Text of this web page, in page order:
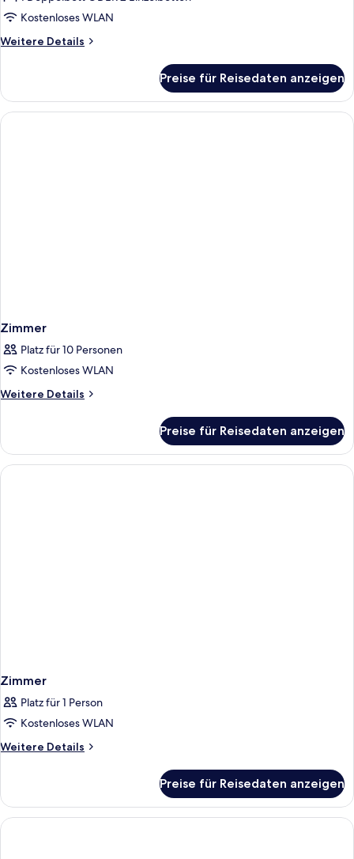
anzeigen
Kostenloses WLAN
Weitere Details
Weitere
Zimmer
Preise für Reisedaten anzeigen
Zimmer
Platz für 10 Personen
Kostenloses WLAN
Weitere Details
Weitere
Preise für Reisedaten anzeigen
Zimmer
Platz für 1 Person
Kostenloses WLAN
Weitere Details
Weitere
Preise für Reisedaten anzeigen